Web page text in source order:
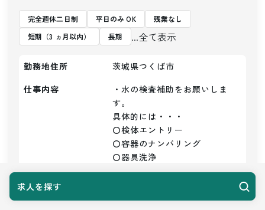
求人を探す
完全週休二日制 平日のみ OK
残業なし
短期（3 ヵ月以内）
長期 ...全て表示
勤務地住所
茨城県つくば市
仕事内容
・水の検査補助をお願いしま
す。
具体的には・・・
〇検体エントリー
〇容器のナンバリング
〇器具洗浄
〇かたずけ